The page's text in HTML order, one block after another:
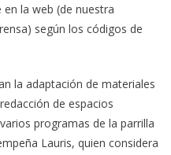
la web (de nuestra
según los códigos de
la adaptación de materiales
de espacios
programas de la parrilla
Lauris, quien considera